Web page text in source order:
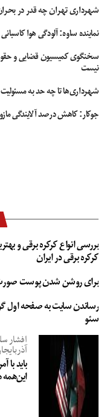
عضو جامعه حسابرسان در پایان
که تا چه حدی این تحریم ها
زانو در می آورند قدری دور از
آقای قالیباف اقشار سرمایه
شهرداری تهران چه قدر در
نماینده ساوه: آلودگی هوا
سخنگوی کمیسیون قضایی و
نیست
شهرداری‌ها تا چه حد به
جوکار: کاهش درصد آلایندگی
بررسی انواع کرکره برقی و
کرکره برقی در ایران
برای روشن شدن پوست صورت
رساندن سایت به صفحه اول
سئو
افشار
باید
این‌همه